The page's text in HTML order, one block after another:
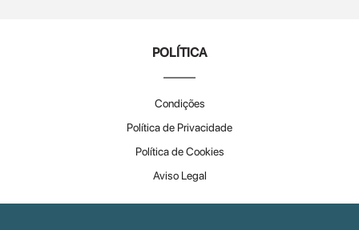
POLÍTICA
Condições
Política de Privacidade
Política de Cookies
Aviso Legal